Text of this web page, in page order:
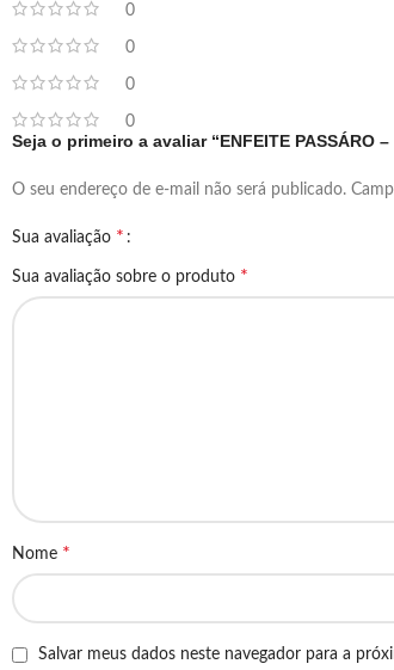
0
0
0
0
Seja o primeiro a avaliar “ENFEITE PASSÁRO –
O seu endereço de e-mail não será publicado.
Sua avaliação *
Sua avaliação sobre o produto *
Nome *
Salvar meus dados neste navegador para a